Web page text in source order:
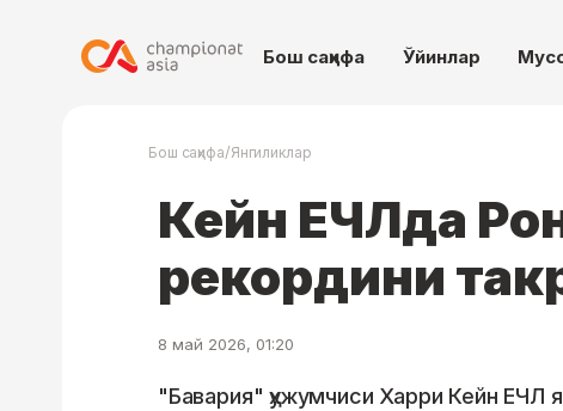
Бош саҳифа Ўйинлар
Бош саҳифа/Янгиликлар
Кейн ЕЧЛда
рекордини
8 май 2026, 01:20
"Бавария" ҳужумчиси Харри Кейн